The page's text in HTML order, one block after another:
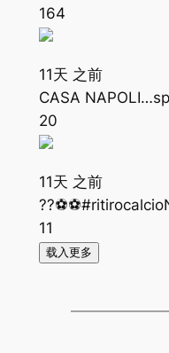
164
11天 之前
CASA
20
11天 之前
11
载入更多